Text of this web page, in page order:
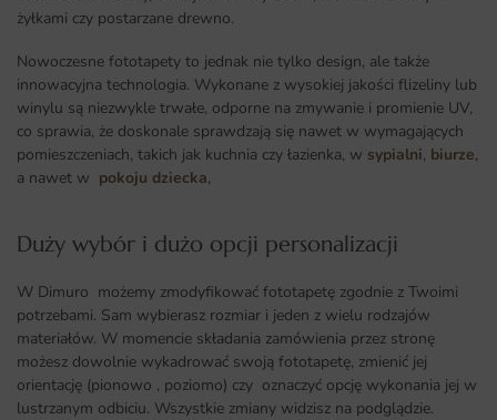
żyłkami czy postarzane drewno.
Nowoczesne fototapety to jednak nie tylko design, ale także
innowacyjna technologia. Wykonane z wysokiej jakości flizeliny lub
winylu są niezwykle trwałe, odporne na zmywanie i promienie UV,
co sprawia, że doskonale sprawdzają się nawet w wymagających
pomieszczeniach, takich jak kuchnia czy łazienka, w sypialni, biurze,
a nawet w pokoju dziecka,
Duży wybór i dużo opcji personalizacji ​
W Dimuro możemy zmodyfikować fototapetę zgodnie z Twoimi
potrzebami. Sam wybierasz rozmiar i jeden z wielu rodzajów
materiałów. W momencie składania zamówienia przez stronę
możesz dowolnie wykadrować swoją fototapetę, zmienić jej
orientację (pionowo , poziomo) czy oznaczyć opcję wykonania jej w
lustrzanym odbiciu. Wszystkie zmiany widzisz na podglądzie.